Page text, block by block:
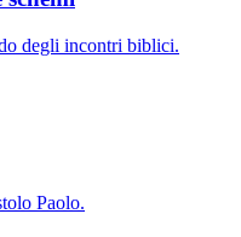
degli incontri biblici.
Paolo.